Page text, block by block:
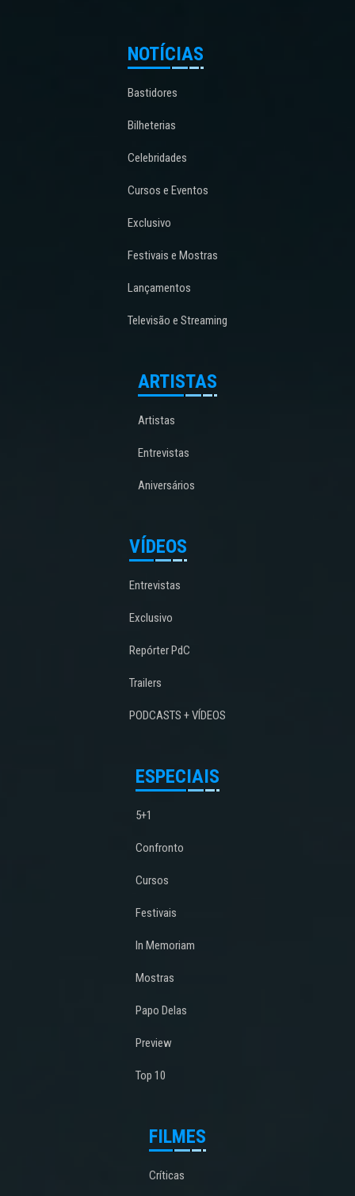
NOTÍCIAS
Bastidores
Bilheterias
Celebridades
Cursos e Eventos
Exclusivo
Festivais e Mostras
Lançamentos
Televisão e Streaming
ARTISTAS
Artistas
Entrevistas
Aniversários
VÍDEOS
Entrevistas
Exclusivo
Repórter PdC
Trailers
PODCASTS + VÍDEOS
ESPECIAIS
5+1
Confronto
Cursos
Festivais
In Memoriam
Mostras
Papo Delas
Preview
Top 10
FILMES
Críticas